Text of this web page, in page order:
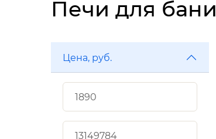
Печи для бани
Цена, руб.